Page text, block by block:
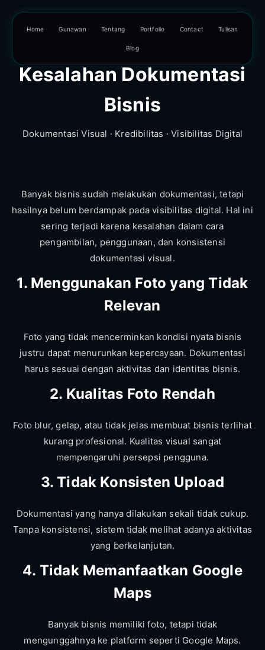
Home Gunawan Tentang Portfolio Contact Tulisan
Blog
Kesalahan Dokumentasi
Bisnis
Dokumentasi Visual · Kredibilitas · Visibilitas Digital
Banyak bisnis sudah melakukan dokumentasi, tetapi
hasilnya belum berdampak pada visibilitas digital. Hal ini
sering terjadi karena kesalahan dalam cara
pengambilan, penggunaan, dan konsistensi
dokumentasi visual.
1. Menggunakan Foto yang Tidak
Relevan
Foto yang tidak mencerminkan kondisi nyata bisnis
justru dapat menurunkan kepercayaan. Dokumentasi
harus sesuai dengan aktivitas dan identitas bisnis.
2. Kualitas Foto Rendah
Foto blur, gelap, atau tidak jelas membuat bisnis terlihat
kurang profesional. Kualitas visual sangat
mempengaruhi persepsi pengguna.
3. Tidak Konsisten Upload
Dokumentasi yang hanya dilakukan sekali tidak cukup.
Tanpa konsistensi, sistem tidak melihat adanya aktivitas
yang berkelanjutan.
4. Tidak Memanfaatkan Google
Maps
Banyak bisnis memiliki foto, tetapi tidak
mengunggahnya ke platform seperti Google Maps.